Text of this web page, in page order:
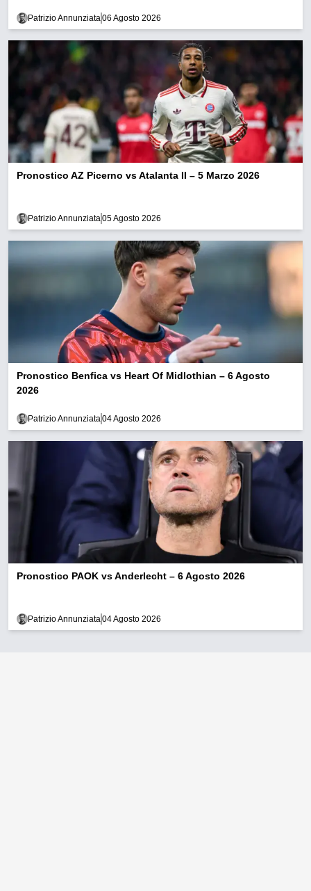
Patrizio Annunziata06 Agosto 2026
Pronostico AZ Picerno vs Atalanta II – 5 Marzo 2026
Patrizio Annunziata05 Agosto 2026
Pronostico Benfica vs Heart Of Midlothian – 6 Agosto
2026
Patrizio Annunziata04 Agosto 2026
Pronostico PAOK vs Anderlecht – 6 Agosto 2026
Patrizio Annunziata04 Agosto 2026